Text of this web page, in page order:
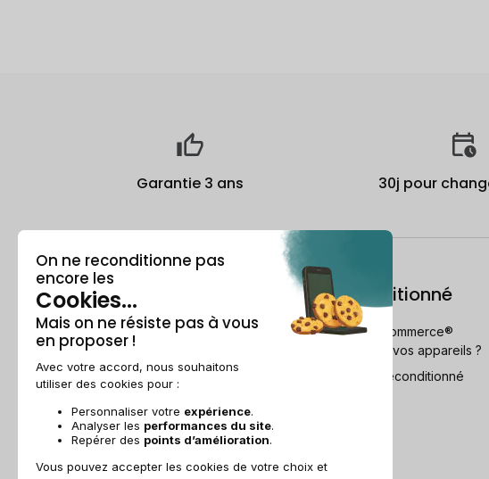
Garantie 3 ans 30j pour
À propos
Qui est Recommerce® ?
Parrainage
Ils parlent de nous
Recommerce group
Le reconditionné
Comment Recommerce®
reconditionne vos appareils ?
Le Guide du reconditionné